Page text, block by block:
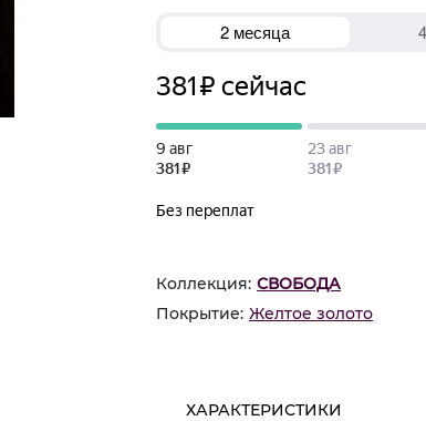
Коллекция: СВОБОДА
Покрытие: Желтое золото
ХАРАКТЕРИСТИКИ